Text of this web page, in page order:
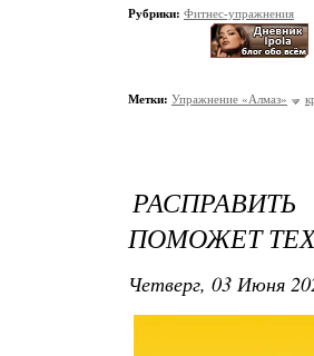
Рубрики: Фитнес-упражнения
Метки: Упражнение «Алмаз»
ПОМОЖЕТ
Четверг, 03 Июня